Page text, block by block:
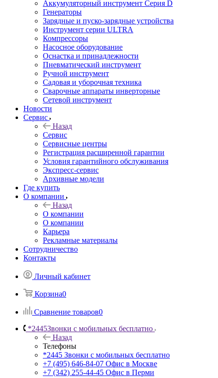
Аккумуляторный инструмент Серия D
Генераторы
Зарядные и пуско-зарядные устройства
Инструмент серии ULTRA
Компрессоры
Насосное оборудование
Оснастка и принадлежности
Пневматический инструмент
Ручной инструмент
Садовая и уборочная техника
Сварочные аппараты инверторные
Сетевой инструмент
Новости
Сервис
Назад
Сервис
Сервисные центры
Регистрация расширенной гарантии
Условия гарантийного обслуживания
Экспресс-сервис
Архивные модели
Где купить
О компании
Назад
О компании
О компании
Карьера
Рекламные материалы
Сотрудничество
Контакты
Личный кабинет
Корзина0
Сравнение товаров0
*2445Звонки с мобильных бесплатно
Назад
Телефоны
*2445 Звонки с мобильных бесплатно
+7 (495) 646-84-07 Офис в Москве
+7 (342) 255-44-45 Офис в Перми